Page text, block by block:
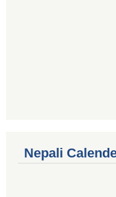
Nepali